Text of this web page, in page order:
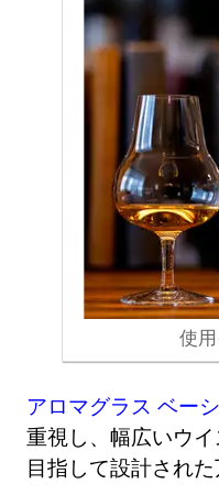
使
アロマグラス ベー
重視し、幅広いウ
目指して設計された